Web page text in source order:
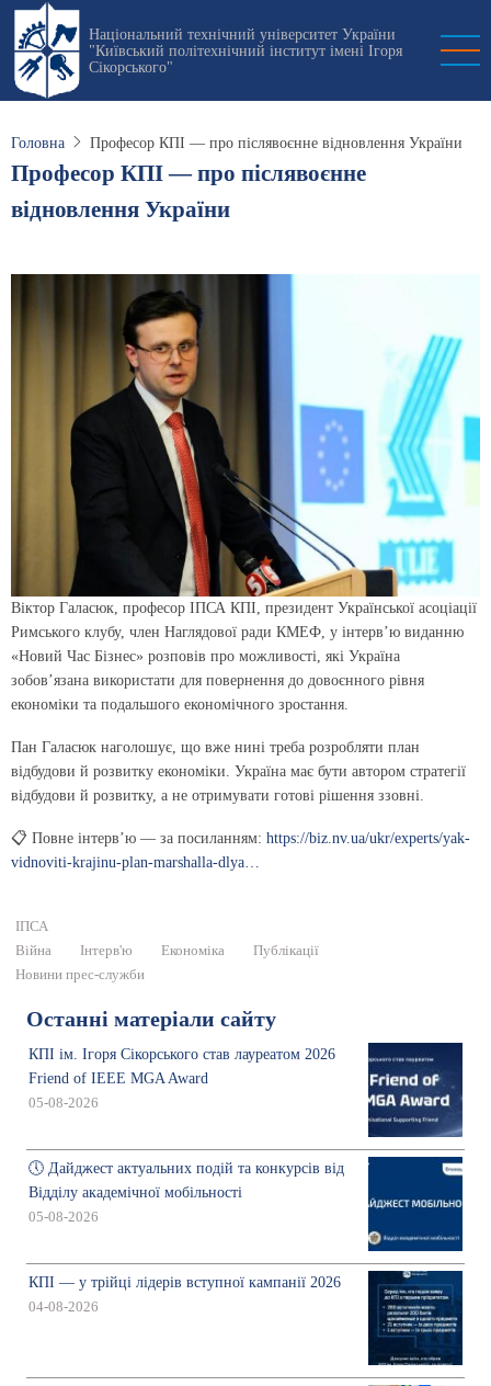
Перейти
основного
вмісту
Національний технічний університет України
"Київський політехнічний інститут імені Ігоря
Сікорського"
Головна Професор КПІ — про післявоєнне відновлення України
Професор КПІ — про післявоєнне
відновлення України
Віктор Галасюк, професор ІПСА КПІ, президент Української асоціації
Римського клубу, член Наглядової ради КМЕФ, у інтервʼю виданню
«Новий Час Бізнес» розповів про можливості, які Україна
зобовʼязана використати для повернення до довоєнного рівня
економіки та подальшого економічного зростання.
Пан Галасюк наголошує, що вже нині треба розробляти план
відбудови й розвитку економіки. Україна має бути автором стратегії
відбудови й розвитку, а не отримувати готові рішення ззовні.
📋 Повне інтервʼю — за посиланням: https://biz.nv.ua/ukr/experts/yak-
vidnoviti-krajinu-plan-marshalla-dlya…
ІПСА
Війна
Інтерв'ю Економіка
Публікації
Новини прес-служби
Останні матеріали сайту
КПІ ім. Ігоря Сікорського став лауреатом 2026
Friend of IEEE MGA Award
05-08-2026
🕔 Дайджест актуальних подій та конкурсів від
Відділу академічної мобільності
05-08-2026
КПІ — у трійці лідерів вступної кампанії 2026
04-08-2026